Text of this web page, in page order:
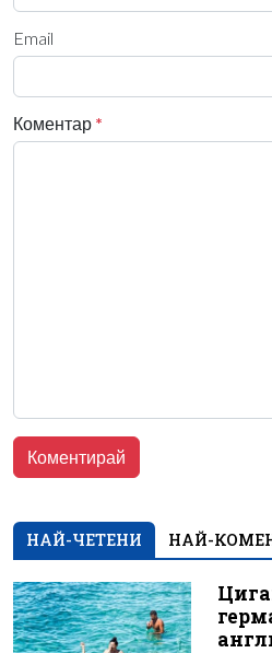
Email
Коментар *
НАЙ-ЧЕТЕНИ НАЙ-